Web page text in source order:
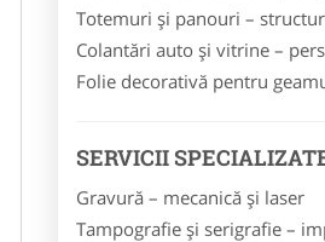
Totemuri și panouri –
Colantări auto și vitrine –
Folie decorativă pentru
SERVICII
Gravură – mecanică și laser
Tampografie și serigrafie –